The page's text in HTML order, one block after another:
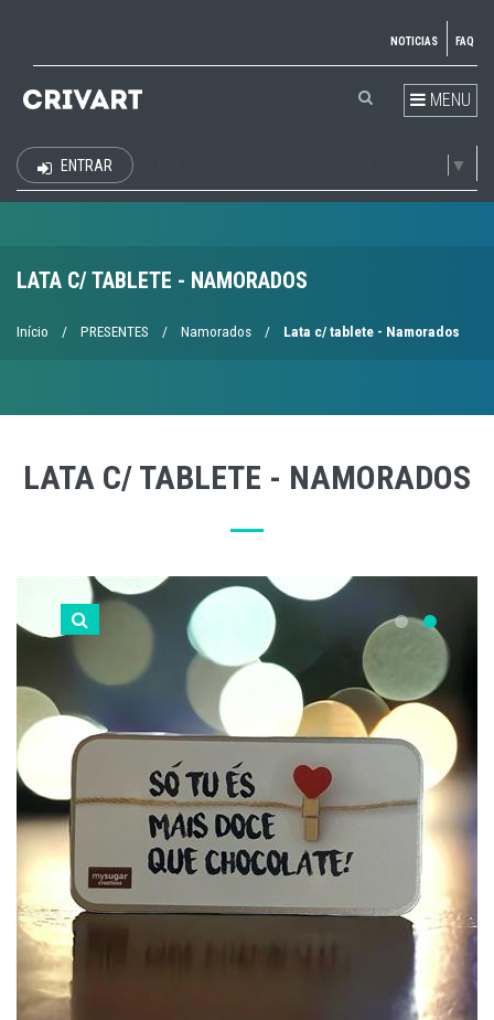
NOTICIAS FAQ
MENU
▼
ENTRAR
LATA C/ TABLETE - NAMORADOS
Início / PRESENTES / Namorados / Lata c/ tablete - Namorados
LATA C/ TABLETE - NAMORADOS